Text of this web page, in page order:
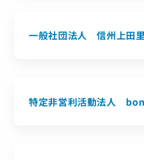
一般社団法人 信州上田
特定非営利活動法人